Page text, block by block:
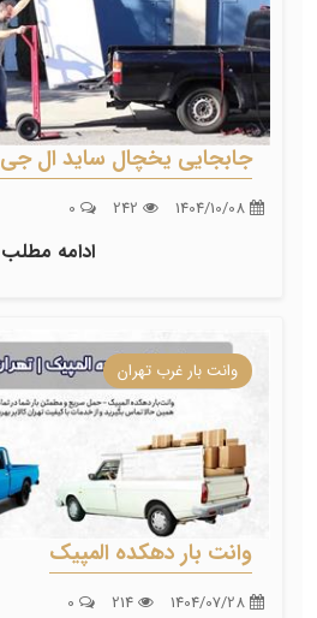
جابجایی یخچال ساید ال جی LG
ادامه مطلب
وانت بار غرب تهران
وانت بار دهکده المپیک